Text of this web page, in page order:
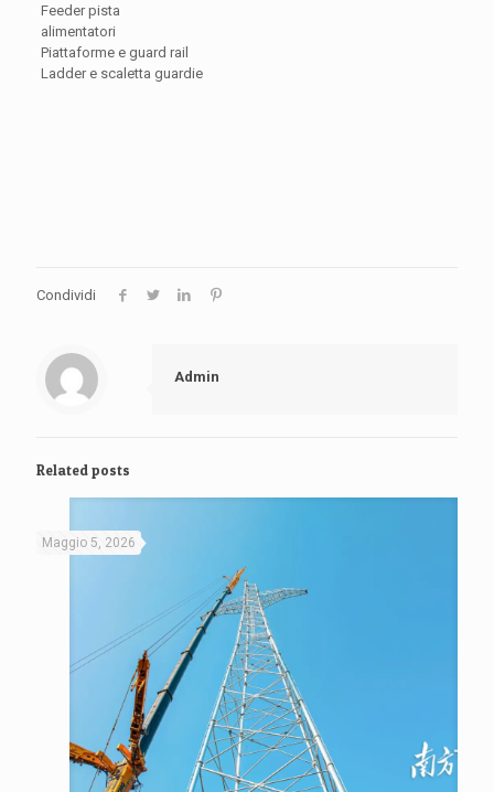
Feeder pista
alimentatori
Piattaforme e guard rail
Ladder e scaletta guardie
Condividi
Admin
Related posts
Maggio 5, 2026